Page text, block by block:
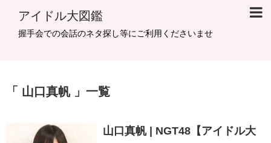
アイドル大図鑑
握手会での会話のネタ探し等にご利用くださいませ
山口真帆 一覧
山口真帆 | NGT48【アイドル大